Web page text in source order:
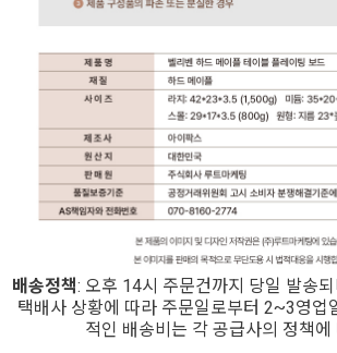
배송정책: 오후 14시 주문건까지 당일 발송
택배사 상황에 따라 주문일로부터 2~3영업
적인 배송비는 각 공급사의 정책에